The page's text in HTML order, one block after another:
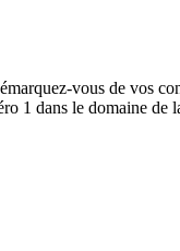
vous de vos
1 dans le domaine de